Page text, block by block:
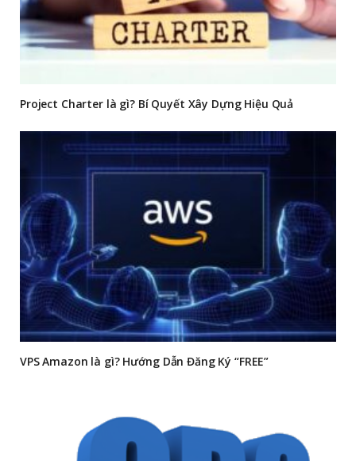
Project Charter là gì? Bí Quyết Xây Dựng Hiệu Quả
VPS Amazon là gì? Hướng Dẫn Đăng Ký “FREE”